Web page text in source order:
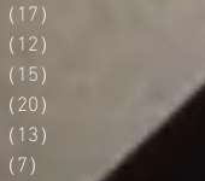
（17）
（12）
（15）
（20）
（13）
13件の記事
（7）
7件の記事